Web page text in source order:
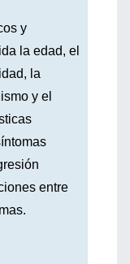
y
la edad, el
la
y el
entre